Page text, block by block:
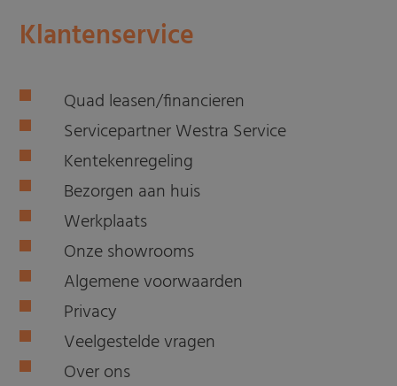
Klantenservice
Quad leasen/financieren
Servicepartner Westra Service
Kentekenregeling
Bezorgen aan huis
Werkplaats
Onze showrooms
Algemene voorwaarden
Privacy
Veelgestelde vragen
Over ons